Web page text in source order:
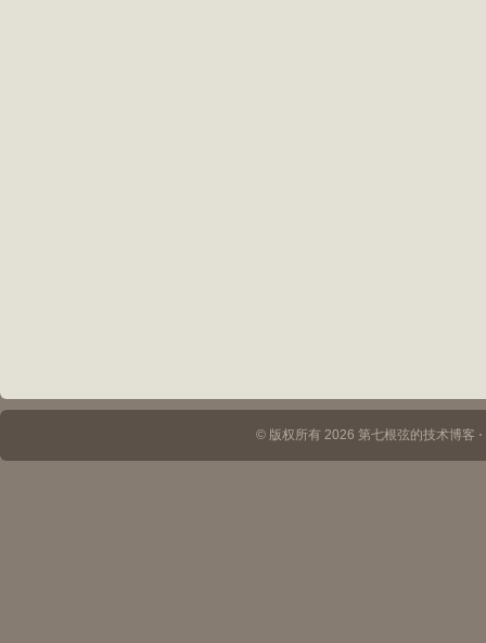
© 版权所有 2026 第七根弦的技术博客